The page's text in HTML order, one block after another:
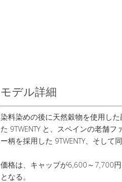
モデル詳細
染料染めの後に天然穀物を使用し
た 9TWENTY と、スペインの老舗
ー柄を採用した 9TWENTY、そして
価格は、キャップが6,600～7,700
となる。